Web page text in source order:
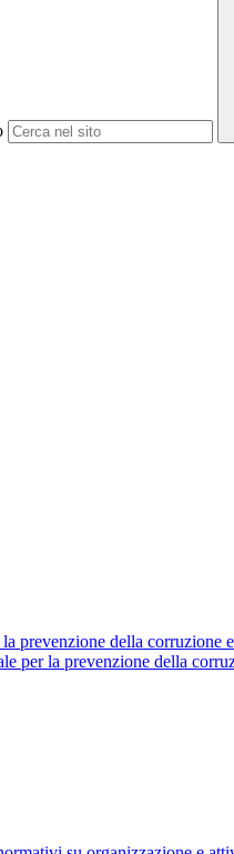
prevenzione della corruzione
per la prevenzione della